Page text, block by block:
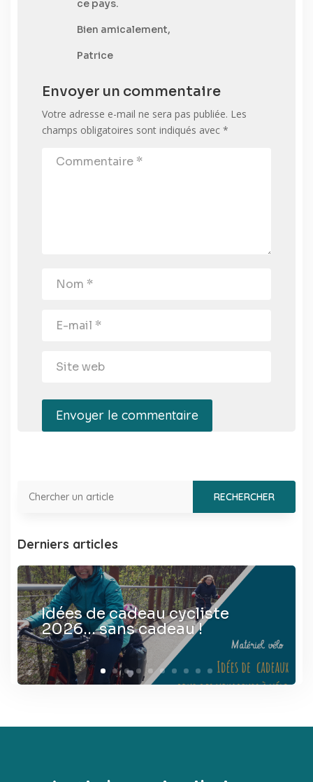
ce pays.
Bien amicalement,
Patrice
Envoyer un commentaire
Votre adresse e-mail ne sera pas publiée. Les
champs obligatoires sont indiqués avec *
Envoyer le commentaire
Derniers articles
Idées de cadeau cycliste
2026… sans cadeau !